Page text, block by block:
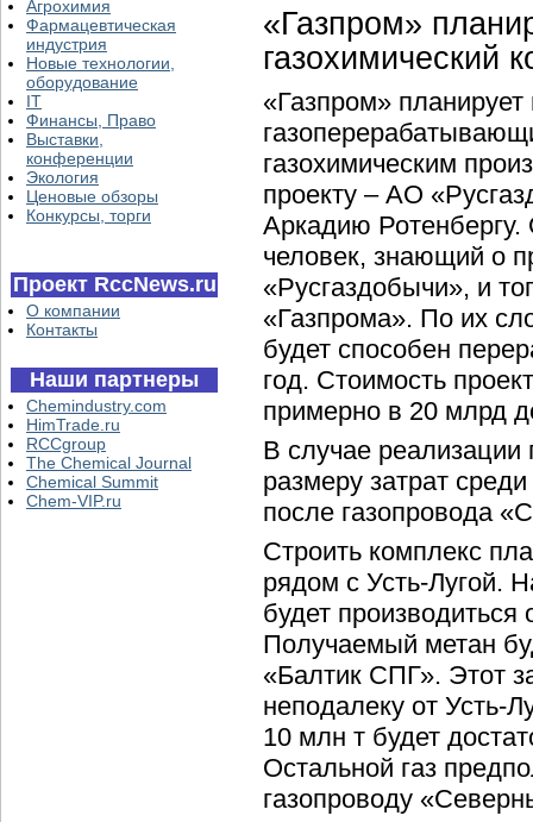
Агрохимия
Фармацевтическая
индустрия
Новые технологии,
оборудование
IT
Финансы, Право
Выставки,
конференции
Экология
Ценовые обзоры
Конкурсы, торги
Проект RccNews.ru
О компании
Контакты
Наши партнеры
Chemindustry.com
HimTrade.ru
RCCgroup
The Chemical Journal
Chemical Summit
Chem-VIP.ru
«Газпром»
газохимический
«Газпром»
газохимическим
проекту – АО
Аркадию
человек, знающий о
«Русгаздобычи», и
«Газпрома». По их
будет способен
год. Стоимость
примерно в 20 млрд
В случае реализации
размеру затрат
после газопровода
Строить комплекс
рядом с Усть-Лугой.
будет производиться
Получаемый метан
«Балтик СПГ». Этот
неподалеку от Усть-
10 млн т будет
Остальной газ
газопроводу